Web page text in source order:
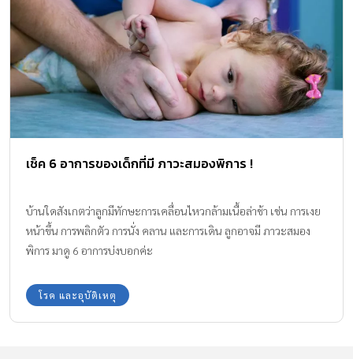
เช็ค 6 อาการของเด็กที่มี ภาวะสมองพิการ !
บ้านใดสังเกตว่าลูกมีทักษะการเคลื่อนไหวกล้ามเนื้อล่าช้า เช่น การเงย
หน้าขึ้น การพลิกตัว การนั่ง คลาน และการเดิน ลูกอาจมี ภาวะสมอง
พิการ มาดู 6 อาการบ่งบอกค่ะ
โรค และอุบัติเหตุ